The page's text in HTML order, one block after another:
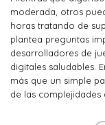
moderada, otros
horas tratando de
plantea preguntas
desarrolladores de
digitales saludables.
más que un simple
de las complejidades